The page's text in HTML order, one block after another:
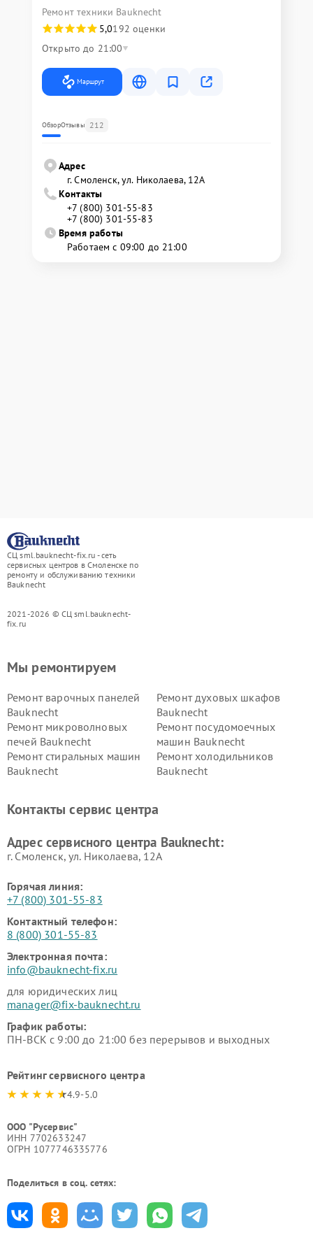
Ремонт техники Bauknecht
5,0192 оценки
Открыто до 21:00
Маршрут
ОбзорОтзывы 212
Адрес
г. Смоленск, ул. Николаева, 12А
Контакты
+7 (800) 301-55-83
+7 (800) 301-55-83
Время работы
Работаем с 09:00 до 21:00
СЦ sml.bauknecht-fix.ru - сеть
сервисных центров в Смоленске по
ремонту и обслуживанию техники
Bauknecht
2021-2026 © СЦ sml.bauknecht-
fix.ru
Мы ремонтируем
Ремонт варочных панелей
Bauknecht
Ремонт духовых шкафов
Bauknecht
Ремонт микроволновых
печей Bauknecht
Ремонт посудомоечных
машин Bauknecht
Ремонт стиральных машин
Bauknecht
Ремонт холодильников
Bauknecht
Контакты сервис центра
Адрес сервисного центра Bauknecht:
г. Смоленск, ул. Николаева, 12А
Горячая линия:
+7 (800) 301-55-83
Контактный телефон:
8 (800) 301-55-83
Электронная почта:
info@bauknecht-fix.ru
для юридических лиц
manager@fix-bauknecht.ru
График работы:
ПН-ВСК с 9:00 до 21:00 без перерывов и выходных
Рейтинг сервисного центра
4.9-5.0
ООО "Русервис"
ИНН 7702633247
ОГРН 1077746335776
Поделиться в соц. сетях: